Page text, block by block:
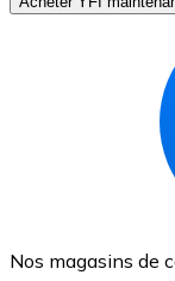
Nos magasins de